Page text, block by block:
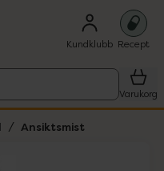
Kundklubb Recept
Varukorg
Ansiktsmist